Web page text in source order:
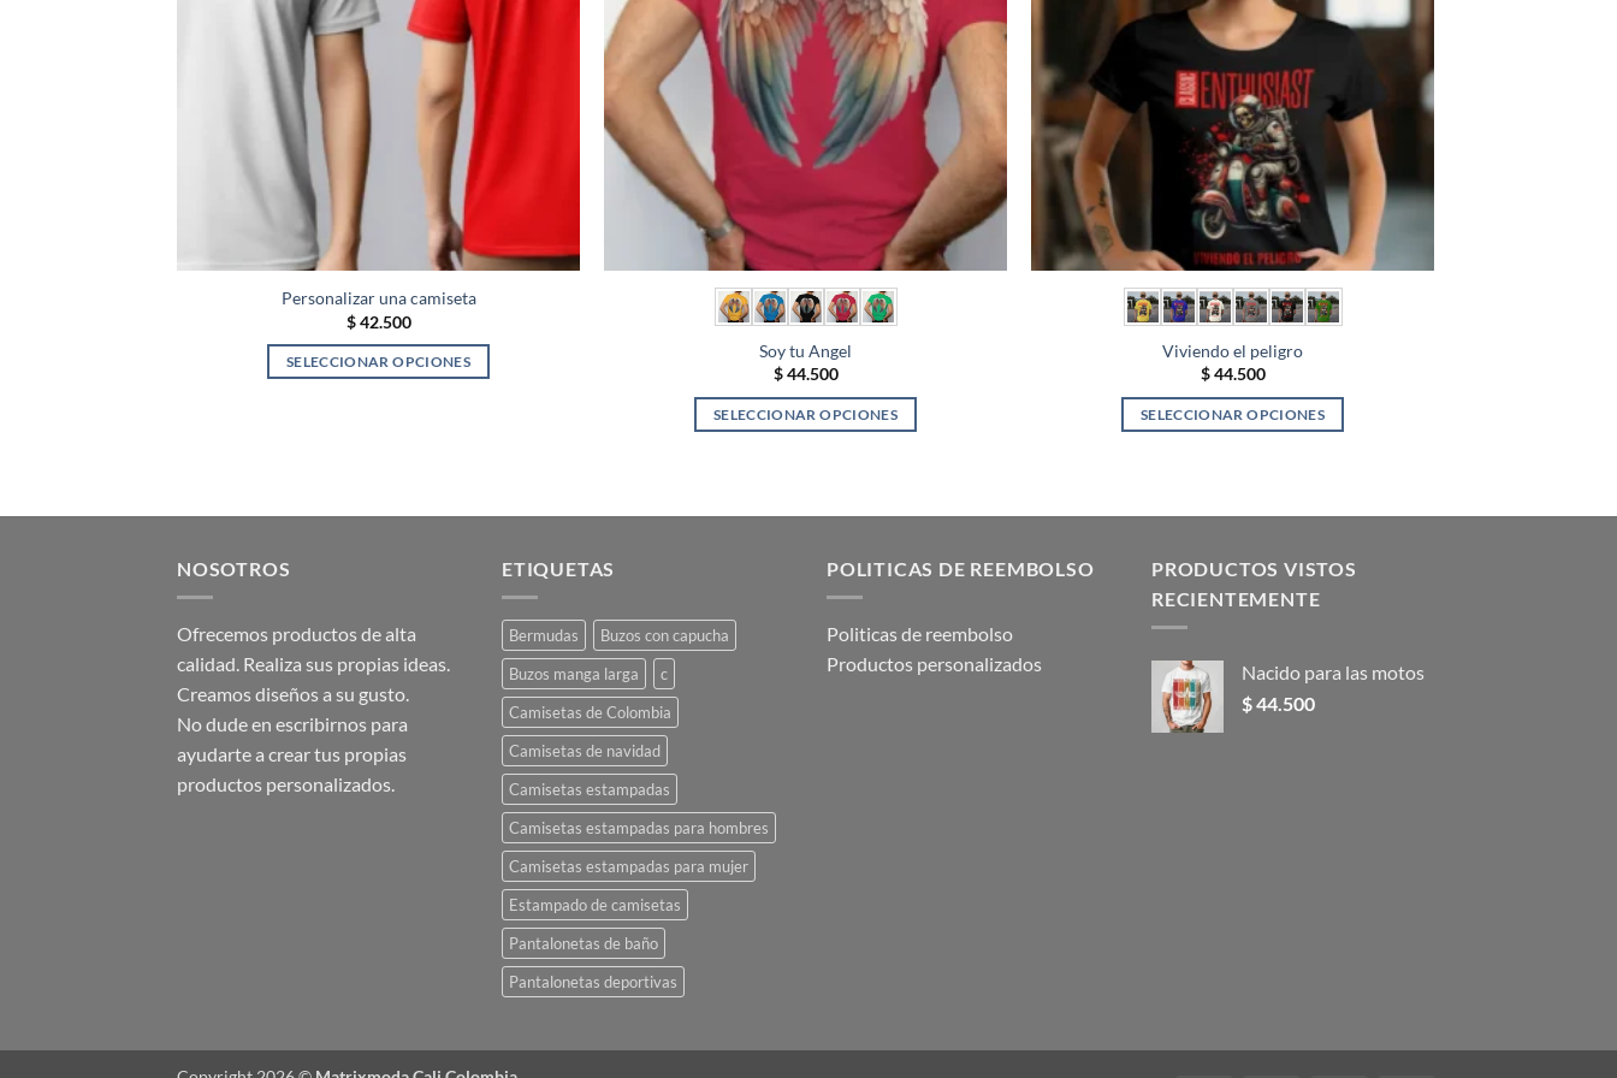
se
elegir
página
producto
se
pueden
elegir
página
producto
se
pueden
elegir
en
la
página
de
producto
Personalizar una camiseta
$42.500
SELECCIONAR OPCIONES
elegir
en
la
página
de
producto
Soy tu Angel
$44.500
SELECCIONAR OPCIONES
Las
pueden
Viviendo el peligro
$44.500
SELECCIONAR OPCIONES
Las
opciones
pueden
elegir
NOSOTROS
Ofrecemos productos de alta
calidad. Realiza sus propias ideas.
Creamos diseños a su gusto.
No dude en escribirnos para
ayudarte a crear tus propias
productos personalizados.
ETIQUETAS
Bermudas
Buzos con capucha
Buzos manga larga
c
Camisetas de Colombia
Camisetas de navidad
Camisetas estampadas
Camisetas estampadas para hombres
Camisetas estampadas para mujer
Estampado de camisetas
Pantalonetas de baño
Pantalonetas deportivas
POLITICAS DE REEMBOLSO
Politicas de reembolso
Productos personalizados
PRODUCTOS VISTOS
RECIENTEMENTE
Nacido para las motos
$44.500